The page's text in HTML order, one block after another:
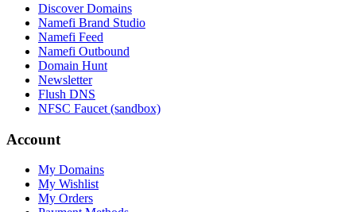
Discover Domains
Namefi Brand Studio
Namefi Feed
Namefi Outbound
Domain Hunt
Newsletter
Flush DNS
NFSC Faucet (sandbox)
Account
My Domains
My Wishlist
My Orders